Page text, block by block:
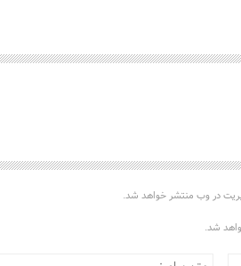
در وب منتشر خواهد شد.
شد.